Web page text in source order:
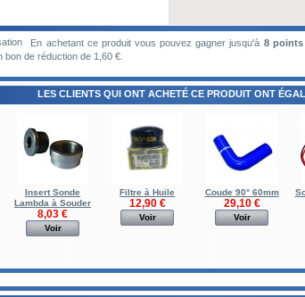
En achetant ce produit vous pouvez gagner jusqu'à 8points
bon de réduction de 1,60 €.
LES CLIENTS QUI ONT ACHETÉ CE PRODUIT ONT
Insert Sonde
Lambda à Souder
8,03 €
Voir
Filtre à Huile
12,90 €
Voir
Coude 90° 60mm
29,10 €
Voir